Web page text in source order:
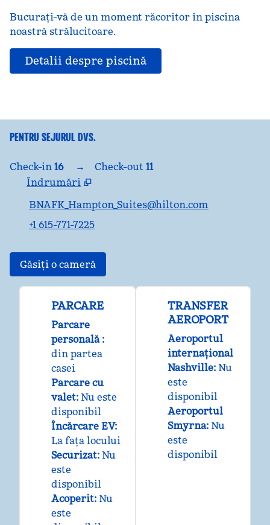
Bucurați-vă de un moment răcoritor în piscina
noastră strălucitoare.
Detalii despre piscină
PENTRU SEJURUL DVS.
Check-in 16 → Check-out 11
Îndrumări
Deschide o filă nouă
BNAFK_Hampton_Suites@hilton.com
+1 615-771-7225
Găsiți o cameră
PARCARE
Parcare
personală :
din partea
casei
Parcare cu
valet: Nu este
disponibil
Încărcare EV:
La fața locului
Securizat: Nu
este
disponibil
Acoperit: Nu
este
TRANSFER
AEROPORT
Aeroportul
internațional
Nashville: Nu
este
disponibil
Aeroportul
Smyrna: Nu
este
disponibil